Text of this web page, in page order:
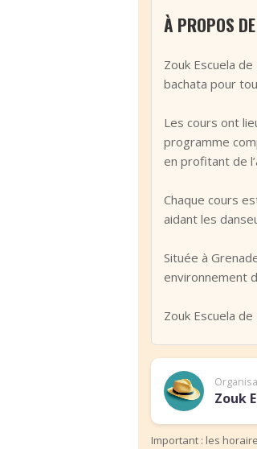
À PROPOS
Zouk Escuela
bachata pour
Les cours ont
programme
en profitant de
Chaque cours
aidant les
Située à
environnement
Zouk Escuela
Zouk
Important : les